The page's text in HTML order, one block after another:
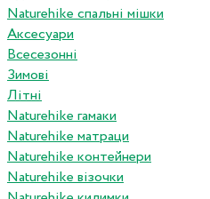
Naturehike спальні мішки
Аксесуари
Всесезонні
Зимові
Літні
Naturehike гамаки
Naturehike матраци
Naturehike контейнери
Naturehike візочки